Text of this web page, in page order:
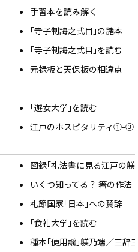
手習本を読み解く
｢寺子制誨之式目｣の諸本
｢寺子制誨之式目｣を読む
元禄板と天保板の相違点
｢遊女大学｣を読む
江戸のホスピタリティ①-③
図録｢礼法書に見る江戸の躾
いくつ知ってる？ 箸の作法
礼節国家｢日本｣への賛辞
｢食礼大学｣を読む
種本｢便用謡｣躾乃端／三辞